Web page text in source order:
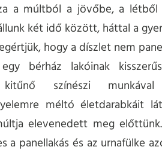
a múltból a jövőbe, a
két idő között, háttal a
hogy a díszlet nem
bérház lakóinak
színészi
méltó életdarabkáit
elevenedett meg
a panellakás és az urnafülke